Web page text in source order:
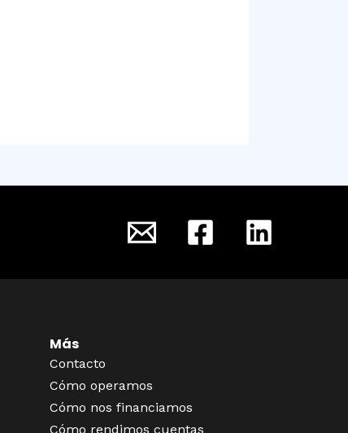
Más
Contacto
Cómo operamos
Cómo nos financiamos
Cómo rendimos cuentas